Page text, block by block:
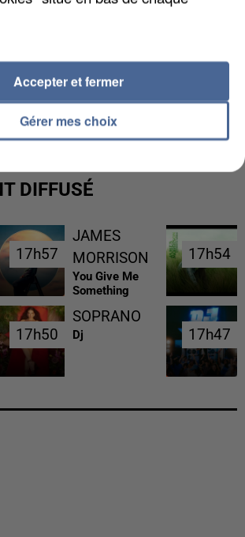
DE L’OISE EMPORTÉE PAR UNE
EN HAUTE-SAVOIE
DIFFUSÉ
17h57
17h57
JAMES
MORRISON
You Give Me
Something
17h54
17h54
17h50
17h50
SOPRANO
Dj 17h47
17h47
Gérer mes choix
Accepter et fermer